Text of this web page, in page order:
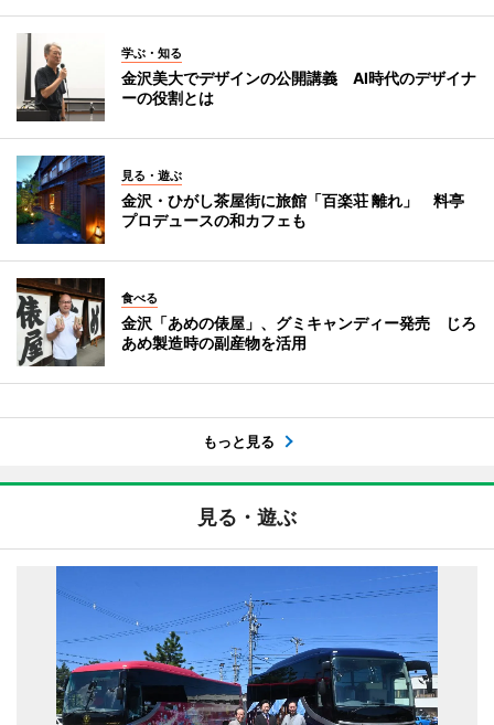
学ぶ・知る
金沢美大でデザインの公開講義 AI時代のデザイナ
ーの役割とは
見る・遊ぶ
金沢・ひがし茶屋街に旅館「百楽荘 離れ」 料亭
プロデュースの和カフェも
食べる
金沢「あめの俵屋」、グミキャンディー発売 じろ
あめ製造時の副産物を活用
もっと見る
見る・遊ぶ